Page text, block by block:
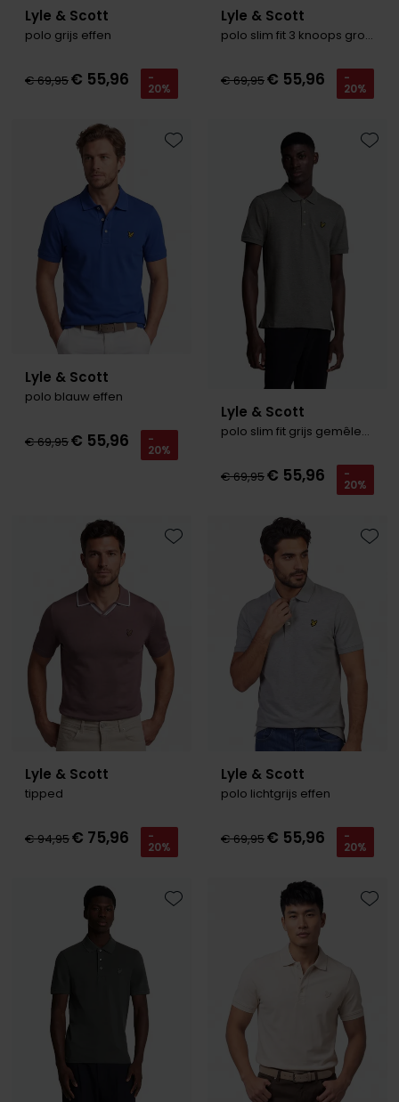
Lyle & Scott
polo grijs effen
€ 69,95€ 55,96 -
20%
Lyle & Scott
polo slim fit 3 knoops groen effen katoen
€ 69,95€ 55,96 -
20%
Lyle & Scott
polo blauw effen
€ 69,95€ 55,96 -
20%
Toevoegen aan favorieten
Lyle & Scott
polo slim fit grijs gemêleerd katoen
€ 69,95€ 55,96 -
20%
Lyle & Scott
tipped
€ 94,95€ 75,96 -
20%
Toevoegen aan favorieten
Lyle & Scott
polo lichtgrijs effen
€ 69,95€ 55,96 -
20%
Toevoegen aan favorieten